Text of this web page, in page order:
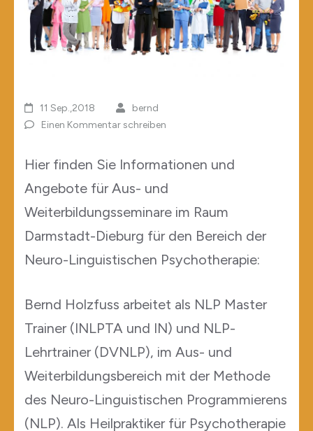
11 Sep.,2018
bernd
Einen Kommentar schreiben
Hier finden Sie Informationen und
Angebote für Aus- und
Weiterbildungsseminare im Raum
Darmstadt-Dieburg für den Bereich der
Neuro-Linguistischen Psychotherapie:
Bernd Holzfuss arbeitet als NLP Master
Trainer (INLPTA und IN) und NLP-
Lehrtrainer (DVNLP), im Aus- und
Weiterbildungsbereich mit der Methode
des Neuro-Linguistischen Programmierens
(NLP). Als Heilpraktiker für Psychotherapie